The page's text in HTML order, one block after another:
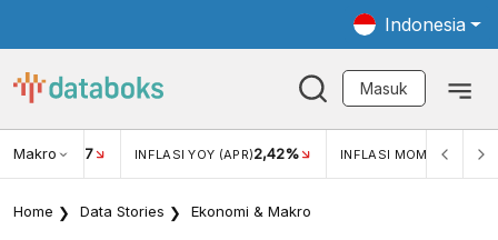
Indonesia
Masuk
Makro
USD/IDR 17 INFLASI YOY (APR)2,42% INFLASI MOM (MAR)
Home Data Stories Ekonomi & Makro